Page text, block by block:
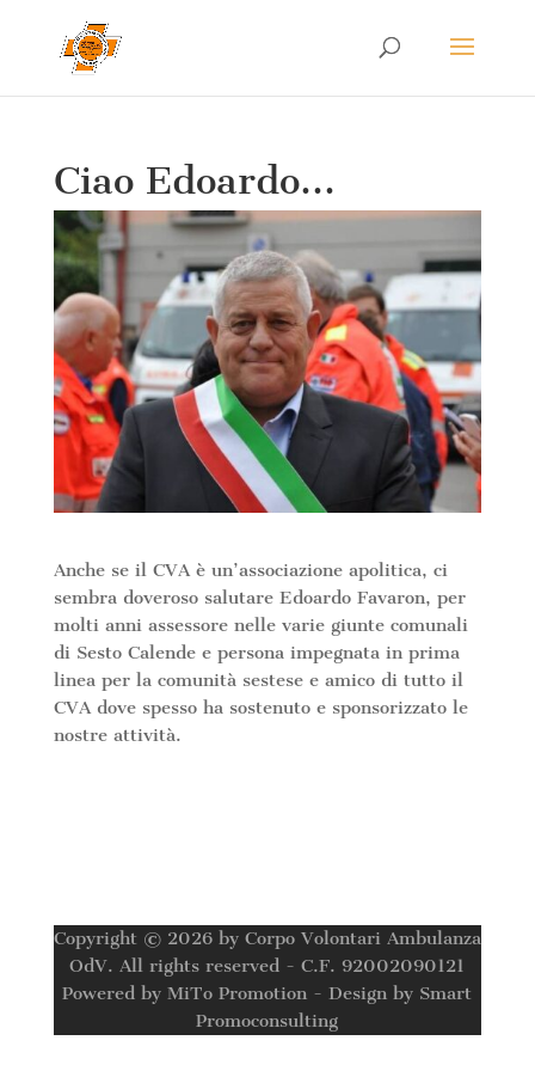
Ciao Edoardo…
Anche se il CVA è un’associazione apolitica, ci
sembra doveroso salutare Edoardo Favaron, per
molti anni assessore nelle varie giunte comunali
di Sesto Calende e persona impegnata in prima
linea per la comunità sestese e amico di tutto il
CVA dove spesso ha sostenuto e sponsorizzato le
nostre attività.
Copyright © 2026 by Corpo Volontari Ambulanza
OdV. All rights reserved - C.F. 92002090121
Powered by MiTo Promotion - Design by Smart
Promoconsulting